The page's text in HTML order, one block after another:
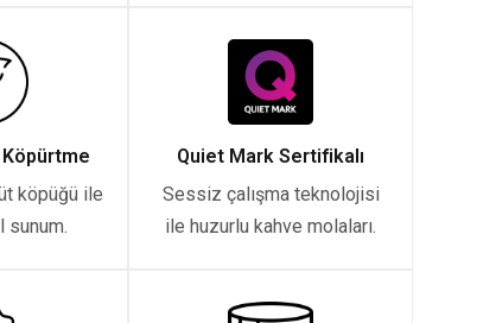
köpüğü ile
sunum.
Quiet Mark Sertifikalı
Sessiz çalışma teknolojisi
ile huzurlu kahve molaları.